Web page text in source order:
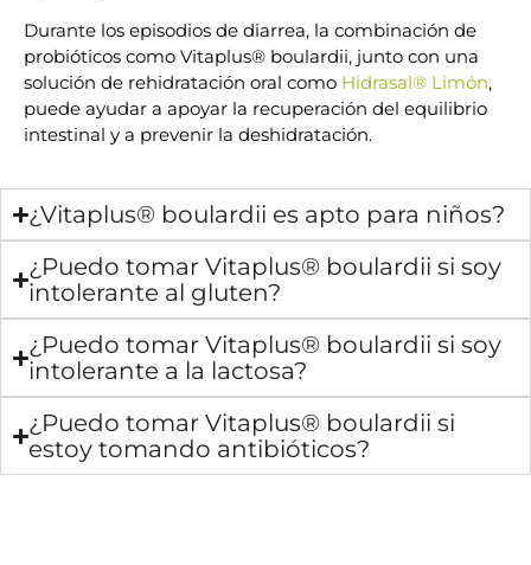
Durante los episodios de diarrea, la combinación de
probióticos como Vitaplus® boulardii, junto con una
solución de rehidratación oral como Hidrasal® Limón,
puede ayudar a apoyar la recuperación del equilibrio
intestinal y a prevenir la deshidratación.
¿Vitaplus® boulardii es apto para niños?
¿Puedo tomar Vitaplus® boulardii si soy
intolerante al gluten?
¿Puedo tomar Vitaplus® boulardii si soy
intolerante a la lactosa?
¿Puedo tomar Vitaplus® boulardii si
estoy tomando antibióticos?